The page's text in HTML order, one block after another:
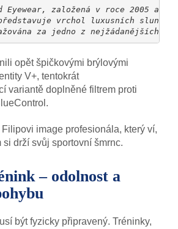
Eyewear, založená v roce 2005
představuje vrchol luxusních
za jedno z nejžádanějších
opět špičkovými brýlovými
V+, tentokrát
variantě doplněné filtrem proti
image profesionála, který ví,
si drží svůj sportovní šmrnc.
– odolnost a
být fyzicky připravený. Tréninky,